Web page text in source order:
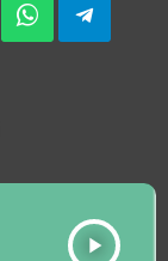
play_arrow